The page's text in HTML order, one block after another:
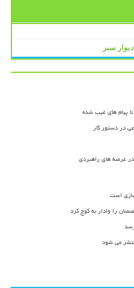
سبز
پیام های غیب شده
در دستور کار
در عرصه های راهبردی
است
را وادار به کوچ کرد
می شود